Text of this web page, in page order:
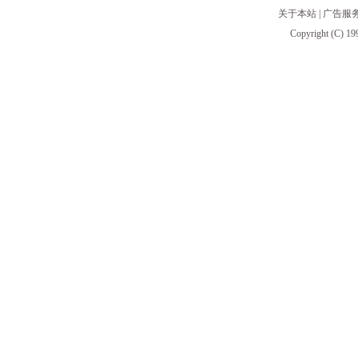
关于本站
广告服
Copyright (C)